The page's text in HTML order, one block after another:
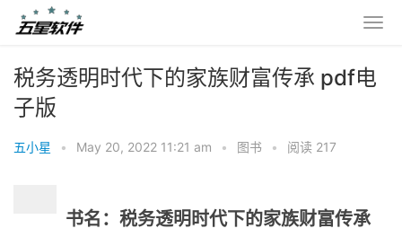
税务透明时代下的家族财富传承 pdf电
子版
五小星 • May 20, 2022 11:21 am • 图书 • 阅读 217
书名：税务透明时代下的家族财富传承